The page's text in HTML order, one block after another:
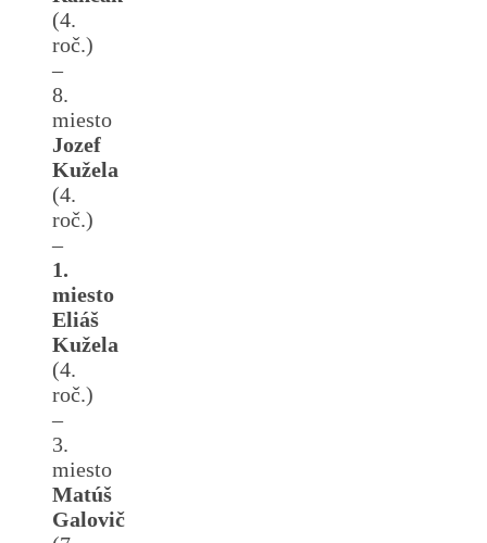
(4.
roč.)
–
8.
miesto
Jozef
Kužela
(4.
roč.)
–
1.
miesto
Eliáš
Kužela
(4.
roč.)
–
3.
miesto
Matúš
Galovič